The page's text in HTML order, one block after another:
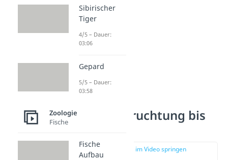
Von der Befruchtung bis
zum Ei
zur Stelle im Video springen
Sibirischer
Tiger
4/5 – Dauer:
03:06
Gepard
5/5 – Dauer:
03:58
Zoologie
Fische
Fische
Aufbau